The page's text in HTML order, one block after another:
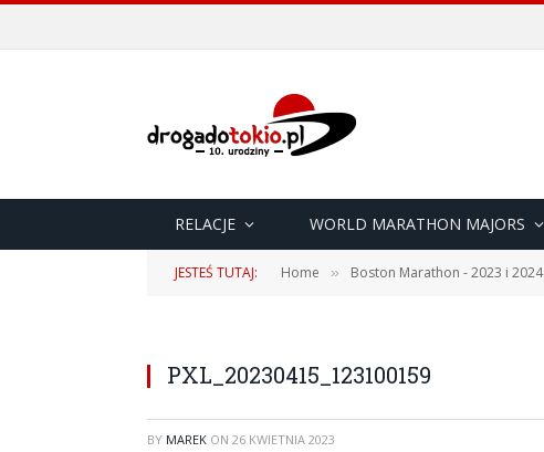
RELACJE WORLD MARATHON MAJORS
JESTEŚ TUTAJ: Home » Boston Marathon - 2023 i 2024
PXL_20230415_123100159
BY MAREK ON 26 KWIETNIA 2023